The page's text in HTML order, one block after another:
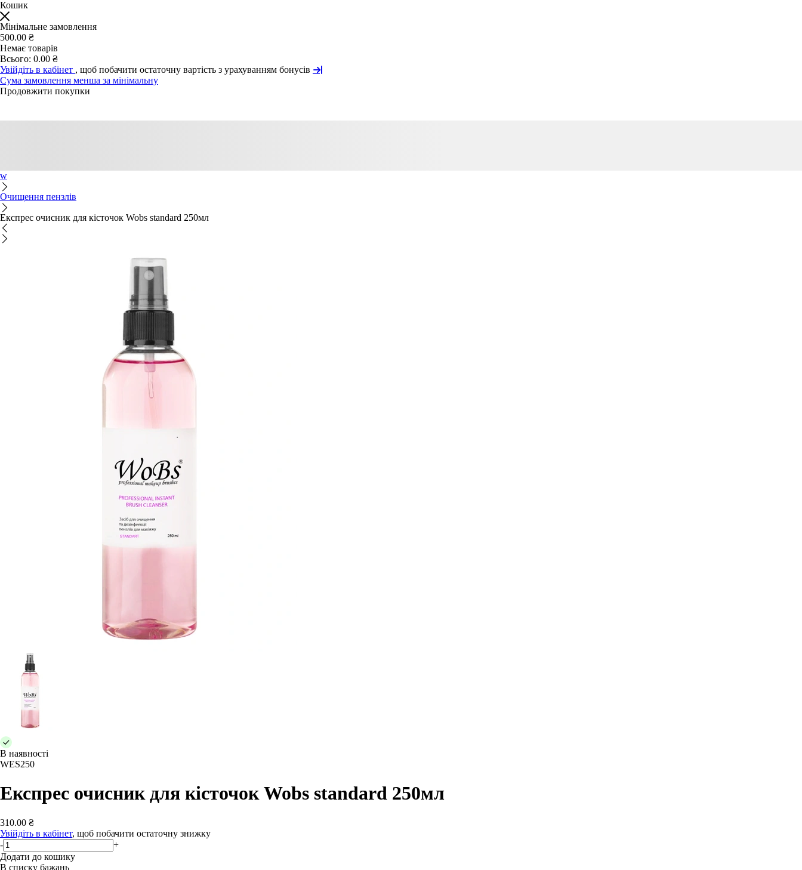
Кошик
Мінімальне замовлення
500.00 ₴
Немає товарів
Всього: 0.00 ₴
Увійдіть в кабінет , щоб побачити остаточну вартість з урахуванням бонусів
Сума замовлення менша за мінімальну
Продовжити покупки
w
Очищення пензлів
Експрес очисник для кісточок Wobs standard 250мл
В наявності
WES250
Експрес очисник для кісточок Wobs standard 250мл
310.00 ₴
Увійдіть в кабінет, щоб побачити остаточну знижку
-
+
Додати до кошику
В списку бажань